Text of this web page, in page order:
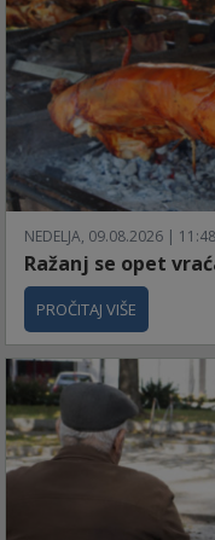
NEDELJA, 09.08.2026 | 11:48
Ražanj se opet
PROČITAJ VIŠE